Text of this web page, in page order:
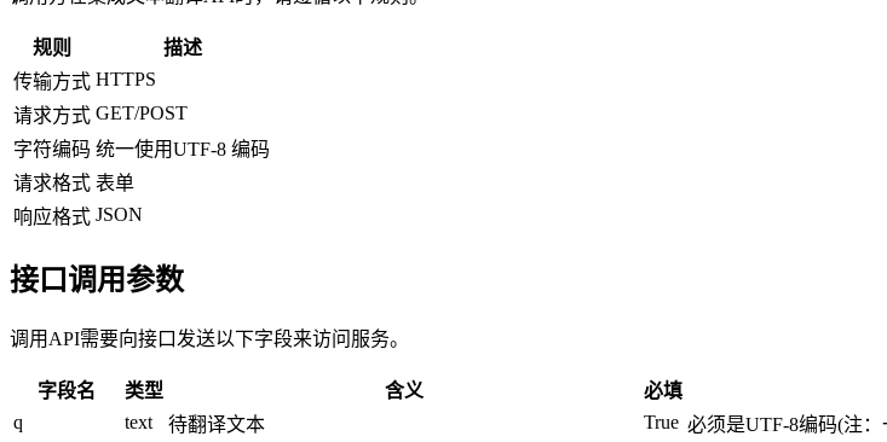
规则
描述
传输方式 HTTPS
请求方式 GET/POST
字符编码 统一使用UTF-8 编码
请求格式 表单
响应格式 JSON
接口调用参数
调用API需要向接口发送以下字段来访问服务。
字段名 类型 含义 必填
q
text 待翻译文本 True 必须是UTF-8编码(注